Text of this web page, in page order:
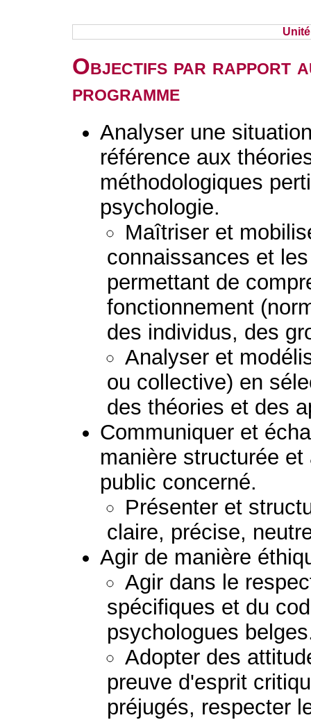
Objectifs par rapport
programme
Analyser une
référence aux
méthodologiques
psychologie.
Maîtriser et
connaissances et
permettant de
fonctionnement
des individus, des
Analyser et
ou collective) en
des théories et des
Communiquer et
manière structurée
public concerné.
Présenter et
claire, précise,
Agir de manière
Agir dans le
spécifiques et du
psychologues
Adopter des
preuve d'esprit
préjugés, respecter